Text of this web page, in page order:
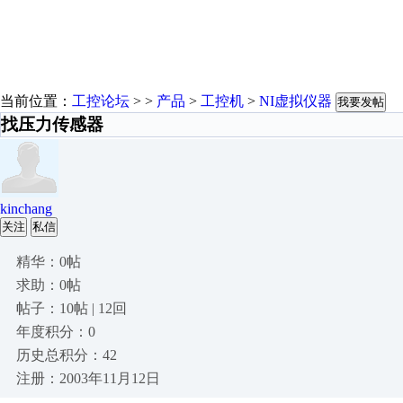
当前位置： 工控论坛 > > 产品 > 工控机 > NI虚拟仪器 我要发帖
找压力传感器
kinchang
关注 私信
精华：0帖
求助：0帖
帖子：10帖 | 12回
年度积分：0
历史总积分：42
注册：2003年11月12日